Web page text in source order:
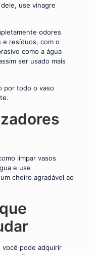
use vinagre
odores
e resíduos, com o
como a água
ser usado mais
por todo o vaso
limpar vasos
e use
cheiro agradável ao
você pode adquirir